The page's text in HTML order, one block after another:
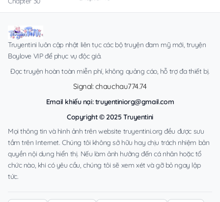
Truyentini luôn cập nhật liên tục các bộ truyện đam mỹ mới, truyện
Boylove VIP để phục vụ độc giả.
Đọc truyện hoàn toàn miễn phí, không quảng cáo, hỗ trợ đa thiết bị.
Signal: chauchau774.74
Email khiếu nại:truyentiniorg@gmail.com
Copyright © 2025 Truyentini
Mọi thông tin và hình ảnh trên website truyentini.org đều được sưu
tầm trên Internet. Chúng tôi không sở hữu hay chịu trách nhiệm bản
quyền nội dung hiển thị. Nếu làm ảnh hưởng đến cá nhân hoặc tổ
chức nào, khi có yêu cầu, chúng tôi sẽ xem xét và gỡ bỏ ngay lập
tức.